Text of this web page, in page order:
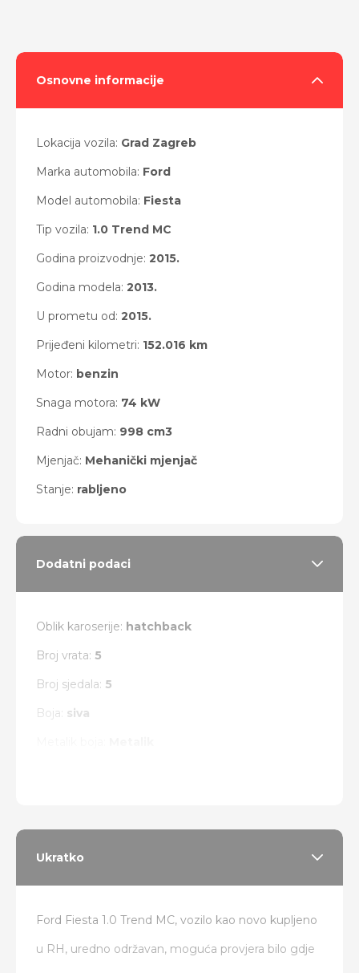
Osnovne informacije
Lokacija vozila: Grad Zagreb
Marka automobila: Ford
Model automobila: Fiesta
Tip vozila: 1.0 Trend MC
Godina proizvodnje: 2015.
Godina modela: 2013.
U prometu od: 2015.
Prijeđeni kilometri: 152.016 km
Motor: benzin
Snaga motora: 74 kW
Radni obujam: 998 cm3
Mjenjač: Mehanički mjenjač
Stanje: rabljeno
Dodatni podaci
Oblik karoserije: hatchback
Broj vrata: 5
Broj sjedala: 5
Boja: siva
Ukratko
Ford Fiesta 1.0 Trend MC, vozilo kao novo kupljeno
u RH, uredno održavan, moguća provjera bilo gdje